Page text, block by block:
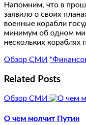
Напомним, что в
заявило о своих
военные корабли
минимум об одном
нескольких
Обзор СМИ
Related Posts
Обзор СМИ
О чем молчит Путин